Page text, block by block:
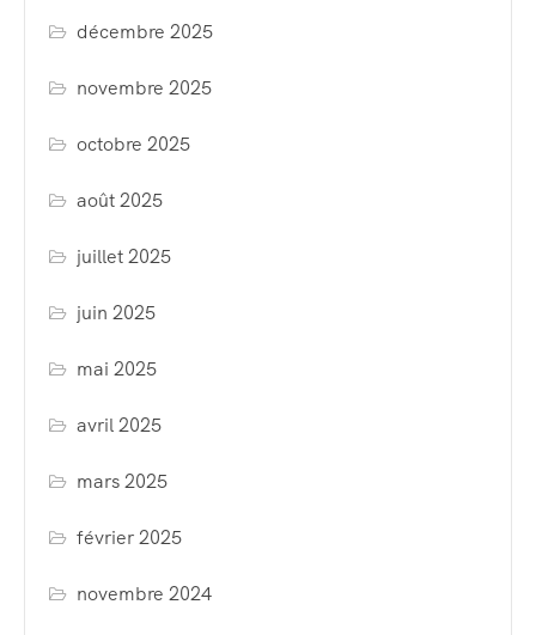
décembre 2025
novembre 2025
octobre 2025
août 2025
juillet 2025
juin 2025
mai 2025
avril 2025
mars 2025
février 2025
novembre 2024